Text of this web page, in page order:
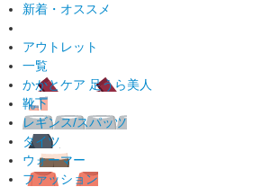
新着・オススメ
アウトレット
一覧
かかとケア 足うら美人
靴下
レギンス/スパッツ
タイツ
ウォーマー
ファッション